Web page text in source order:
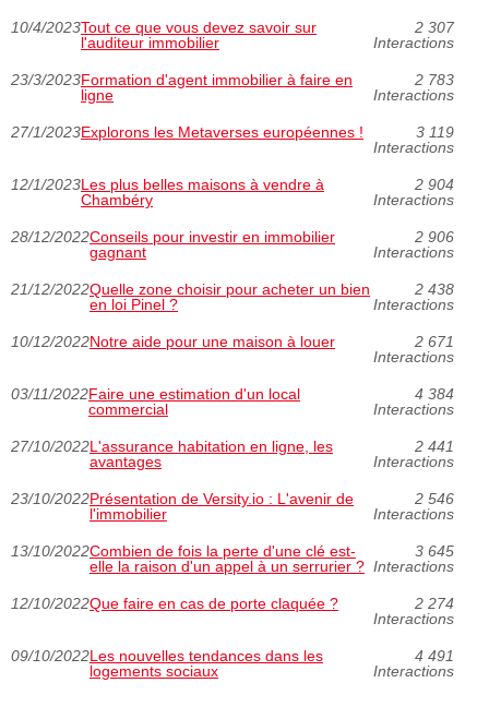
10/4/2023Tout ce que vous devez savoir sur
l'auditeur immobilier
2 307
Interactions
23/3/2023Formation d'agent immobilier à faire en
ligne
2 783
Interactions
27/1/2023Explorons les Metaverses européennes !
3 119
Interactions
12/1/2023Les plus belles maisons à vendre à
Chambéry
2 904
Interactions
28/12/2022Conseils pour investir en immobilier
gagnant
2 906
Interactions
21/12/2022Quelle zone choisir pour acheter un bien
en loi Pinel ?
2 438
Interactions
10/12/2022Notre aide pour une maison à louer
2 671
Interactions
03/11/2022Faire une estimation d'un local
commercial
4 384
Interactions
27/10/2022L'assurance habitation en ligne, les
avantages
2 441
Interactions
23/10/2022Présentation de Versity.io : L'avenir de
l'immobilier
2 546
Interactions
13/10/2022Combien de fois la perte d'une clé est-
elle la raison d'un appel à un serrurier ?
3 645
Interactions
12/10/2022Que faire en cas de porte claquée ?
2 274
Interactions
09/10/2022Les nouvelles tendances dans les
logements sociaux
4 491
Interactions